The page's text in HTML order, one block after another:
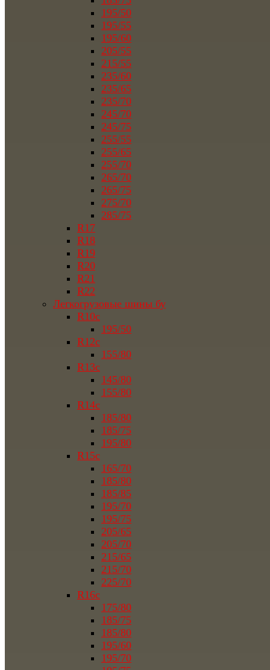
195/50
195/55
195/60
205/55
215/55
235/60
235/65
235/70
245/70
245/75
255/55
255/65
255/70
265/70
265/75
275/70
285/75
R17
R18
R19
R20
R21
R22
Легкогрузовые шины бу
R10c
195/50
R12c
155/80
R13c
145/80
155/80
R14c
185/80
185/75
195/80
R15c
165/70
185/80
185/85
195/70
195/75
205/65
205/70
215/65
215/70
225/70
R16c
175/80
185/75
185/80
195/60
195/70